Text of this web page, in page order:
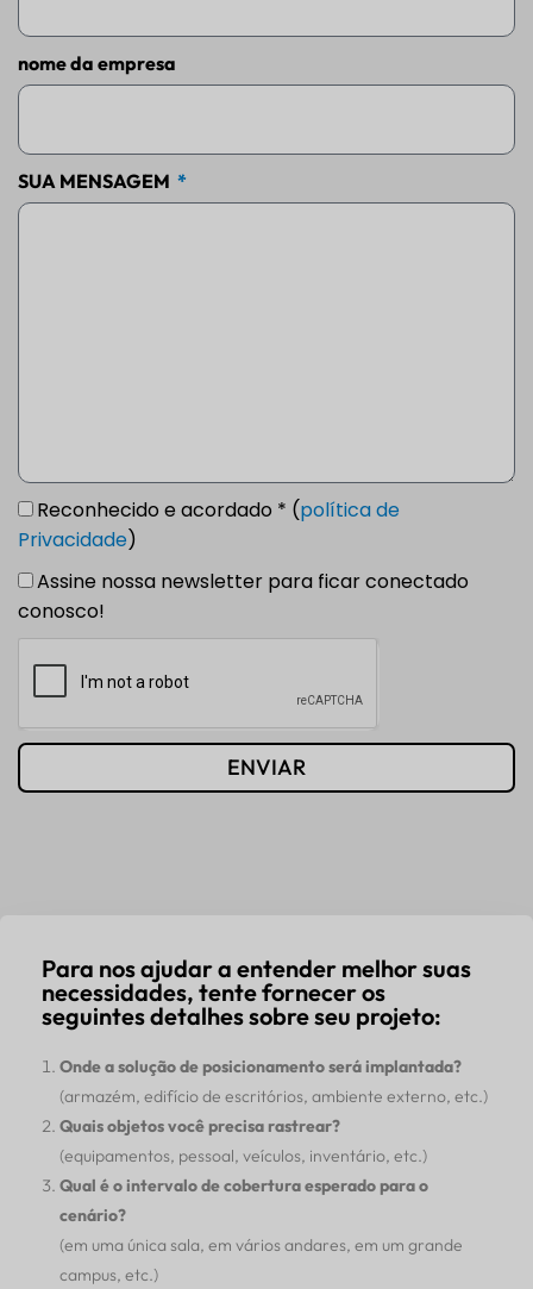
nome da empresa
SUA MENSAGEM
Reconhecido e acordado * (política de
Privacidade)
Assine nossa newsletter para ficar conectado
conosco!
ENVIAR
Para nos ajudar a entender melhor suas
necessidades, tente fornecer os
seguintes detalhes sobre seu projeto:
Onde a solução de posicionamento será implantada?
(armazém, edifício de escritórios, ambiente externo, etc.)
Quais objetos você precisa rastrear?
(equipamentos, pessoal, veículos, inventário, etc.)
Qual é o intervalo de cobertura esperado para o
cenário?
(em uma única sala, em vários andares, em um grande
campus, etc.)